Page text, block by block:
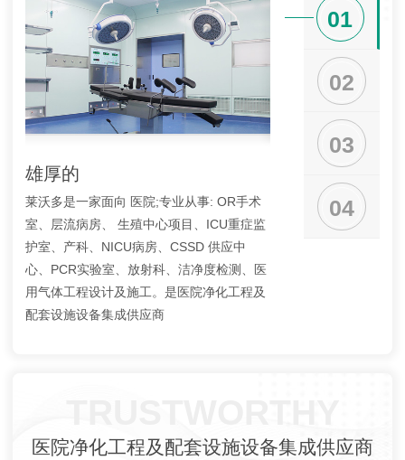
01
02
03
04
雄厚的
莱沃多是一家面向 医院;专业从事: OR手术
室、层流病房、 生殖中心项目、ICU重症监
护室、产科、NICU病房、CSSD 供应中
心、PCR实验室、放射科、洁净度检测、医
用气体工程设计及施工。是医院净化工程及
配套设施设备集成供应商
齐全的资质
公司各类资质证书：建
包、建筑装饰装修专
医院净化工程及配套设施设备集成供应商